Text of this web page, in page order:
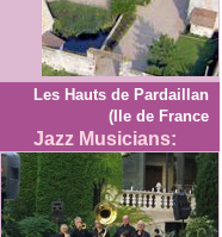
Les Hauts de Pardaillan
(Ile de France
Jazz Musicians: